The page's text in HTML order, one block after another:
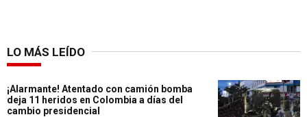
LO MÁS LEÍDO
¡Alarmante! Atentado con camión bomba
deja 11 heridos en Colombia a días del
cambio presidencial